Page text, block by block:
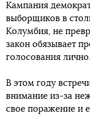
Кампания
выборщиков в
Колумбия, не
закон обязывает
голосования лично.
В этом году
внимание из-за
свое поражение и